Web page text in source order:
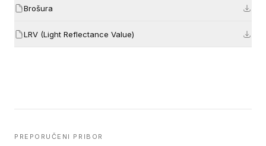
Brošura
LRV (Light Reflectance Value)
PREPORUČENI PRIBOR